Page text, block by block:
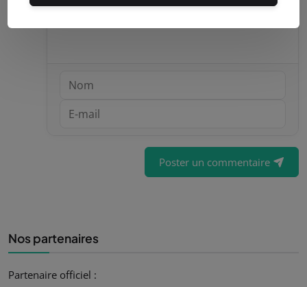
Poster un commentaire
Nos partenaires
Partenaire officiel :